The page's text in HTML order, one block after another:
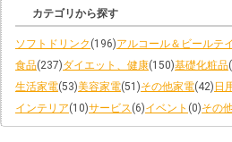
カテゴリから探す
ソフトドリンク (196)アルコール＆ビールテ
食品(237)ダイエット、健康(150)基礎化粧品
生活家電(53)美容家電(51)その他家電(42) 日
インテリア(10)サービス(6)イベント (0)その